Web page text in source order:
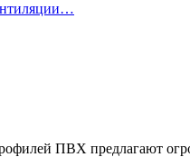
ПВХ предлагают